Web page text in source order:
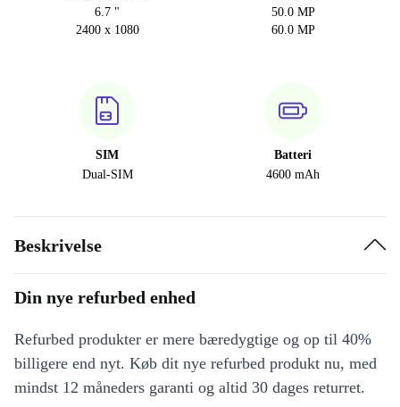
6.7 "
2400 x 1080
50.0 MP
60.0 MP
SIM
Dual-SIM
Batteri
4600 mAh
Beskrivelse
Din nye refurbed enhed
Refurbed produkter er mere bæredygtige og op til 40%
billigere end nyt. Køb dit nye refurbed produkt nu, med
mindst 12 måneders garanti og altid 30 dages returret.